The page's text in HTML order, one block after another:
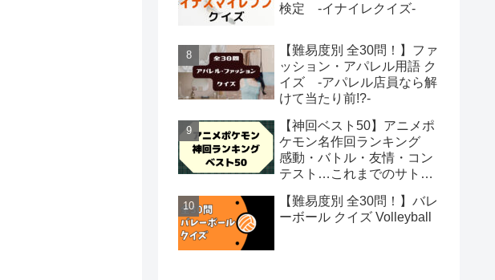
検定 -イナイレクイズ-
【難易度別 全30問！】ファ
ッション・アパレル用語 ク
イズ -アパレル店員なら解
けて当たり前!?-
【神回ベスト50】アニメポ
ケモン名作回ランキング
感動・バトル・友情・コン
テスト…これまでのサトシ
話を選出
【難易度別 全30問！】バレ
ーボール クイズ Volleyball